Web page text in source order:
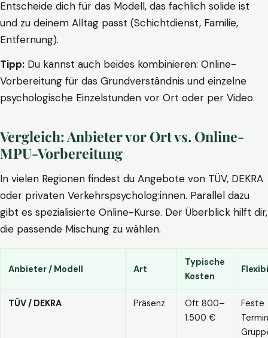
Entscheide dich für das Modell, das fachlich solide ist
und zu deinem Alltag passt (Schichtdienst, Familie,
Entfernung).
Tipp: Du kannst auch beides kombinieren: Online-
Vorbereitung für das Grundverständnis und einzelne
psychologische Einzelstunden vor Ort oder per Video.
Vergleich: Anbieter vor Ort vs. Online-
MPU-Vorbereitung
In vielen Regionen findest du Angebote von TÜV, DEKRA
oder privaten Verkehrspsycholog:innen. Parallel dazu
gibt es spezialisierte Online-Kurse. Der Überblick hilft dir,
die passende Mischung zu wählen.
Anbieter / Modell Art
Typische
Kosten
TÜV / DEKRA Präsenz
Oft 800–
1.500 €
Feste